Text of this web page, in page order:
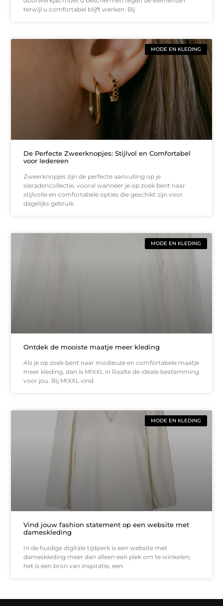
terwijl u comfortabel blijft werken. Bij
MODE EN KLEDING
De Perfecte Zweerknopjes: Stijlvol en Comfortabel
voor Iedereen
Zweerknopjes zijn de perfecte aanvulling op je
sieradencollectie, vooral wanneer je op zoek bent naar
stijlvolle en comfortabele opties die geschikt zijn voor
dagelijks gebruik.
MODE EN KLEDING
Ontdek de mooiste maatje meer kleding
Als je op zoek bent naar modieuze en comfortabele maatje
meer kleding, dan is MIXXL in Raalte de ideale bestemming
voor jou. Bij MIXXL vind
MODE EN KLEDING
Vind jouw fashion statement op een website met
dameskleding
In de huidige digitale tijdperk is een website met
dameskleding meer dan alleen een plek om te winkelen;
het is een bron van inspiratie, een